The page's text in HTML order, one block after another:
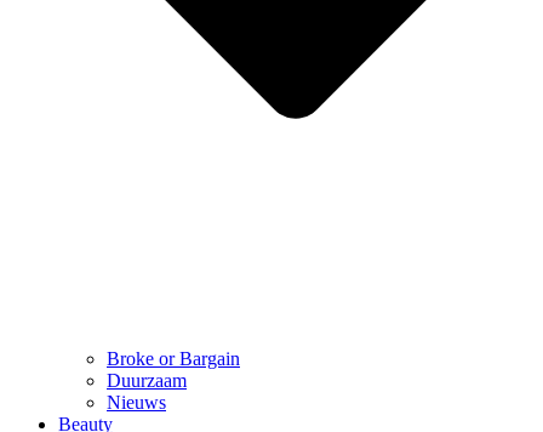
Broke or Bargain
Duurzaam
Nieuws
Beauty